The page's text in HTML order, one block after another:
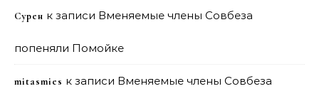
Сурен к записи Вменяемые члены Совбеза
попеняли Помойке
mitasmies к записи Вменяемые члены Совбеза